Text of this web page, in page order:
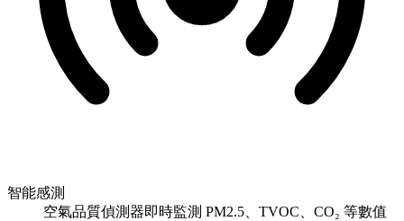
智能感測
空氣品質偵測器即時監測 PM2.5、TVOC、CO₂ 等數值